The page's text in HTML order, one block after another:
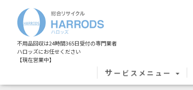
不用品回収は24時間365日受付の専門業者
ハロッズにお任せください
【現在営業中】
サ ービスメニュー